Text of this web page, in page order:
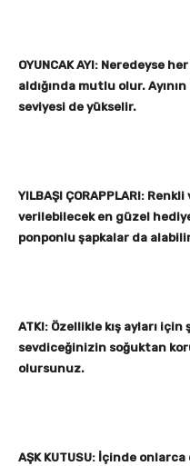
OYUNCAK AYI: Neredeyse
aldığında mutlu olur.
seviyesi de yükselir.
YILBAŞI ÇORAPPLARI:
verilebilecek en güzel
ponponlu şapkalar da
ATKI: Özellikle kış ayları
sevdiceğinizin soğuktan
olursunuz.
AŞK KUTUSU: İçinde